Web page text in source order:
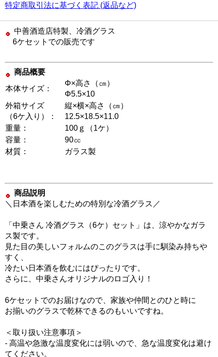
特定商取引法に基づく表記 (返品など)
中善酒造店特製、冷酒グラス
6ケセットでの販売です
商品概要
本体サイズ：
Φ×高さ（㎝）
Φ5.5×10
外箱サイズ
（6ケ入り）：
縦×横×高さ（㎝）
12.5×18.5×11.0
重量：
100ｇ（1ケ）
容量：
90㏄
材質：
ガラス製
商品説明
＼日本酒を楽しむための特別な冷酒グラス／
「中乗さん 冷酒グラス（6ケ）セット」は、涼やかなガラ
ス製です。
見た目の美しいフォルムのこのグラスは手に馴染み持ちや
すく、
冷たい日本酒を飲むにはぴったりです。
さらに、中乗さんオリジナルのロゴ入り！
6ケセットでのお届けなので、家族や仲間とのひと時に
お揃いのグラスで乾杯できるのもいいですね。
＜取り扱い注意事項＞
- 高温や急激な温度変化には弱いので、急な温度変化は避け
てください。